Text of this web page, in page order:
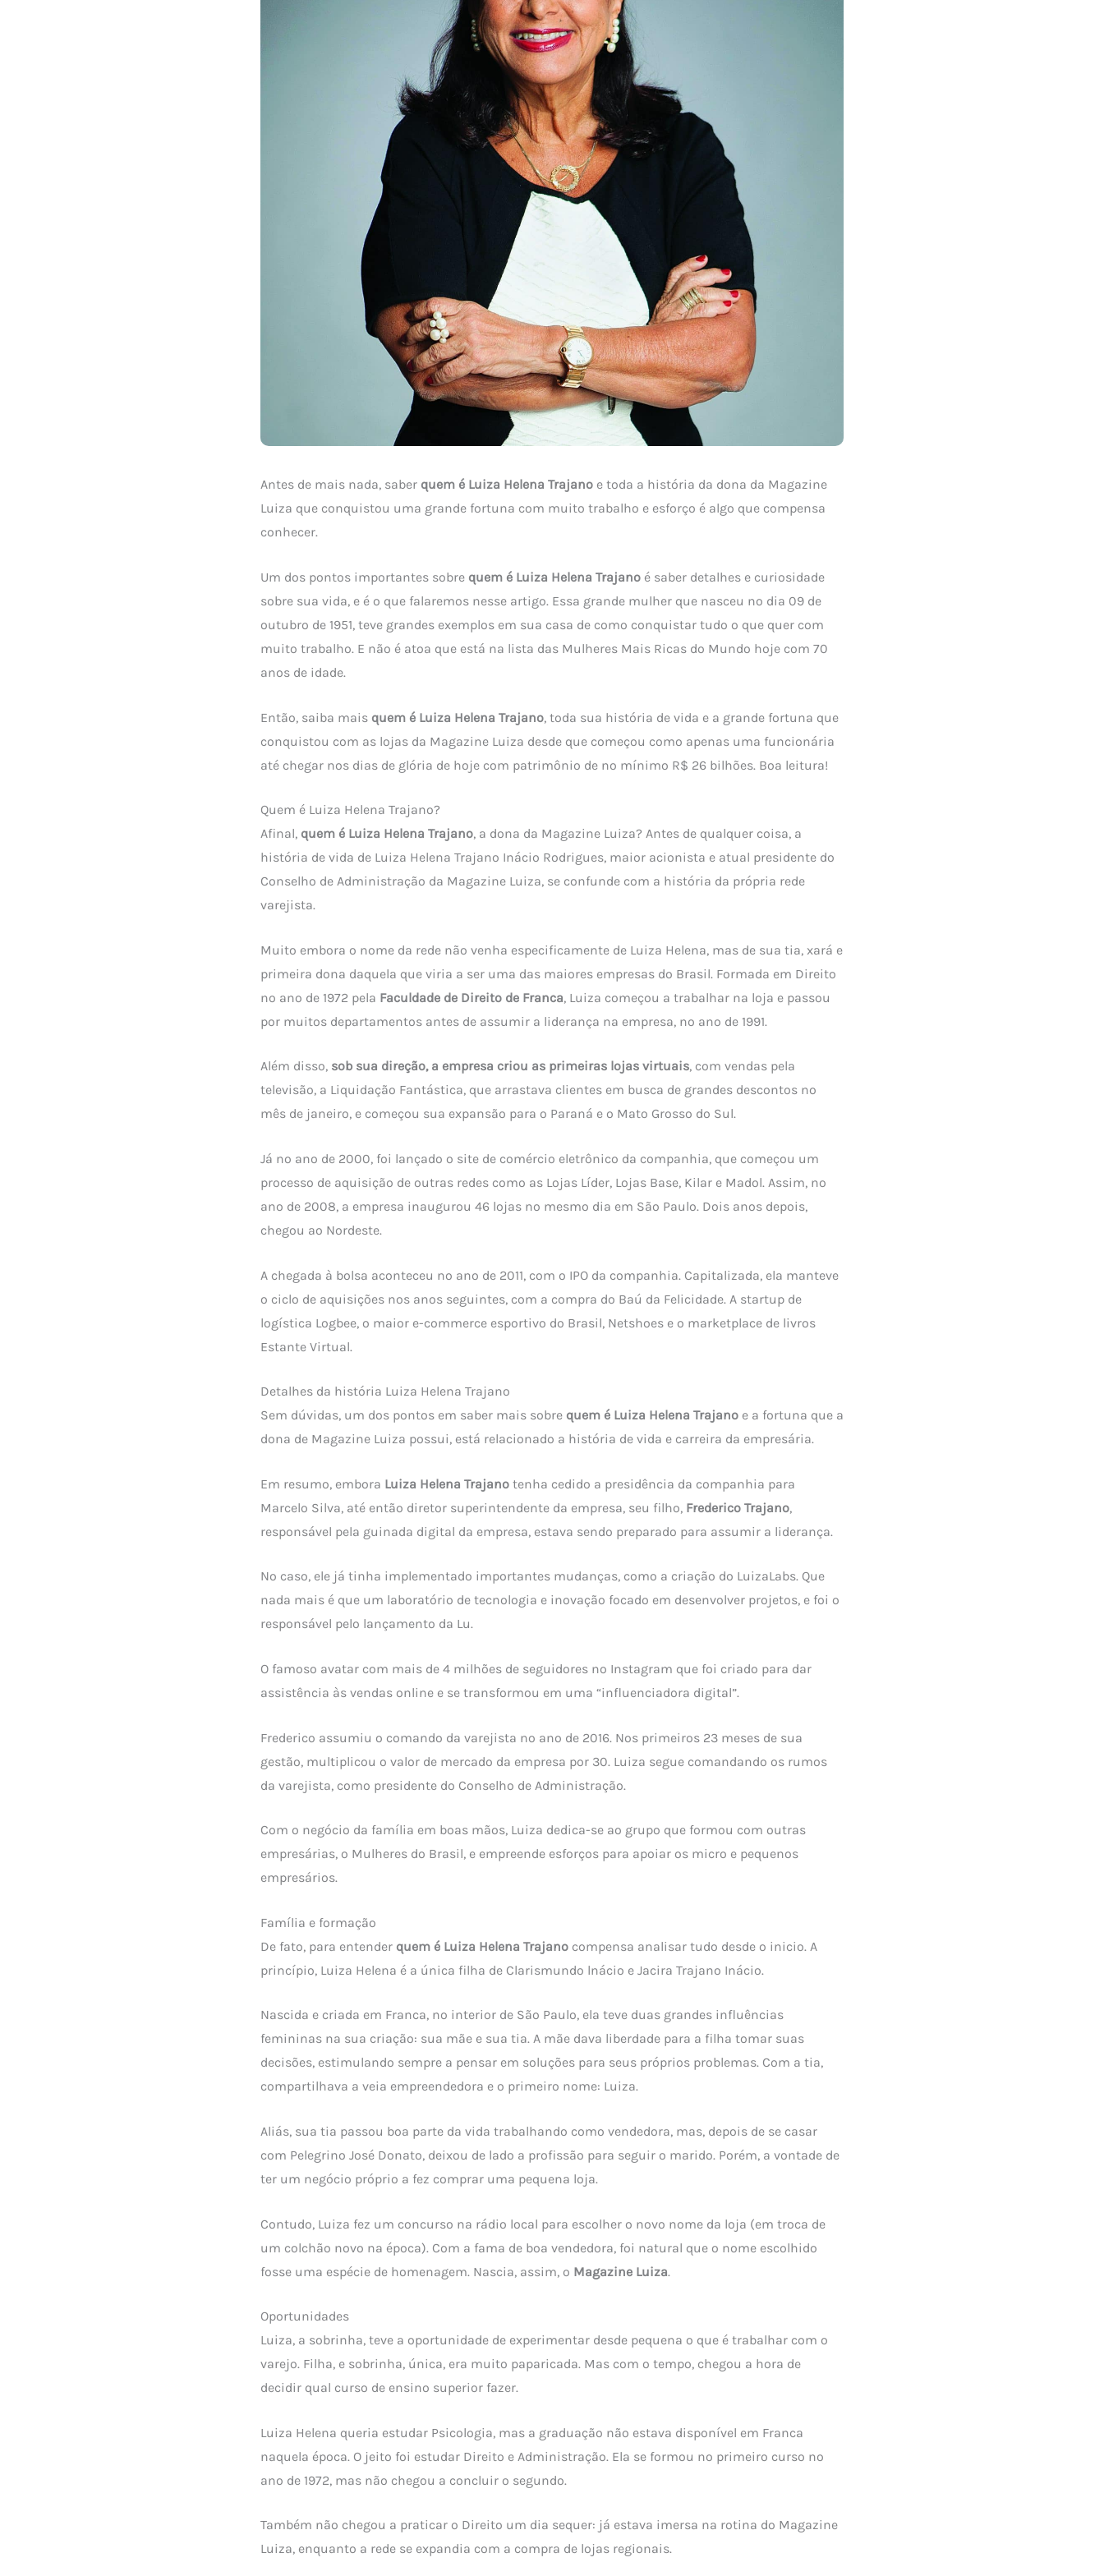
Antes de mais nada, saber quem é Luiza Helena Trajano e toda a história da dona da Magazine
Luiza que conquistou uma grande fortuna com muito trabalho e esforço é algo que compensa
conhecer.
Um dos pontos importantes sobre quem é Luiza Helena Trajano é saber detalhes e curiosidade
sobre sua vida, e é o que falaremos nesse artigo. Essa grande mulher que nasceu no dia 09 de
outubro de 1951, teve grandes exemplos em sua casa de como conquistar tudo o que quer com
muito trabalho. E não é atoa que está na lista das Mulheres Mais Ricas do Mundo hoje com 70
anos de idade.
Então, saiba mais quem é Luiza Helena Trajano, toda sua história de vida e a grande fortuna que
conquistou com as lojas da Magazine Luiza desde que começou como apenas uma funcionária
até chegar nos dias de glória de hoje com patrimônio de no mínimo R$ 26 bilhões. Boa leitura!
Quem é Luiza Helena Trajano?
Afinal, quem é Luiza Helena Trajano, a dona da Magazine Luiza? Antes de qualquer coisa, a
história de vida de Luiza Helena Trajano Inácio Rodrigues, maior acionista e atual presidente do
Conselho de Administração da Magazine Luiza, se confunde com a história da própria rede
varejista.
Muito embora o nome da rede não venha especificamente de Luiza Helena, mas de sua tia, xará e
primeira dona daquela que viria a ser uma das maiores empresas do Brasil. Formada em Direito
no ano de 1972 pela Faculdade de Direito de Franca, Luiza começou a trabalhar na loja e passou
por muitos departamentos antes de assumir a liderança na empresa, no ano de 1991.
Além disso, sob sua direção, a empresa criou as primeiras lojas virtuais, com vendas pela
televisão, a Liquidação Fantástica, que arrastava clientes em busca de grandes descontos no
mês de janeiro, e começou sua expansão para o Paraná e o Mato Grosso do Sul.
Já no ano de 2000, foi lançado o site de comércio eletrônico da companhia, que começou um
processo de aquisição de outras redes como as Lojas Líder, Lojas Base, Kilar e Madol. Assim, no
ano de 2008, a empresa inaugurou 46 lojas no mesmo dia em São Paulo. Dois anos depois,
chegou ao Nordeste.
A chegada à bolsa aconteceu no ano de 2011, com o IPO da companhia. Capitalizada, ela manteve
o ciclo de aquisições nos anos seguintes, com a compra do Baú da Felicidade. A startup de
logística Logbee, o maior e-commerce esportivo do Brasil, Netshoes e o marketplace de livros
Estante Virtual.
Detalhes da história Luiza Helena Trajano
Sem dúvidas, um dos pontos em saber mais sobre quem é Luiza Helena Trajano e a fortuna que a
dona de Magazine Luiza possui, está relacionado a história de vida e carreira da empresária.
Em resumo, embora Luiza Helena Trajano tenha cedido a presidência da companhia para
Marcelo Silva, até então diretor superintendente da empresa, seu filho, Frederico Trajano,
responsável pela guinada digital da empresa, estava sendo preparado para assumir a liderança.
No caso, ele já tinha implementado importantes mudanças, como a criação do LuizaLabs. Que
nada mais é que um laboratório de tecnologia e inovação focado em desenvolver projetos, e foi o
responsável pelo lançamento da Lu.
O famoso avatar com mais de 4 milhões de seguidores no Instagram que foi criado para dar
assistência às vendas online e se transformou em uma “influenciadora digital”.
Frederico assumiu o comando da varejista no ano de 2016. Nos primeiros 23 meses de sua
gestão, multiplicou o valor de mercado da empresa por 30. Luiza segue comandando os rumos
da varejista, como presidente do Conselho de Administração.
Com o negócio da família em boas mãos, Luiza dedica-se ao grupo que formou com outras
empresárias, o Mulheres do Brasil, e empreende esforços para apoiar os micro e pequenos
empresários.
Família e formação
De fato, para entender quem é Luiza Helena Trajano compensa analisar tudo desde o inicio. A
princípio, Luiza Helena é a única filha de Clarismundo lnácio e Jacira Trajano Inácio.
Nascida e criada em Franca, no interior de São Paulo, ela teve duas grandes influências
femininas na sua criação: sua mãe e sua tia. A mãe dava liberdade para a filha tomar suas
decisões, estimulando sempre a pensar em soluções para seus próprios problemas. Com a tia,
compartilhava a veia empreendedora e o primeiro nome: Luiza.
Aliás, sua tia passou boa parte da vida trabalhando como vendedora, mas, depois de se casar
com Pelegrino José Donato, deixou de lado a profissão para seguir o marido. Porém, a vontade de
ter um negócio próprio a fez comprar uma pequena loja.
Contudo, Luiza fez um concurso na rádio local para escolher o novo nome da loja (em troca de
um colchão novo na época). Com a fama de boa vendedora, foi natural que o nome escolhido
fosse uma espécie de homenagem. Nascia, assim, o Magazine Luiza.
Oportunidades
Luiza, a sobrinha, teve a oportunidade de experimentar desde pequena o que é trabalhar com o
varejo. Filha, e sobrinha, única, era muito paparicada. Mas com o tempo, chegou a hora de
decidir qual curso de ensino superior fazer.
Luiza Helena queria estudar Psicologia, mas a graduação não estava disponível em Franca
naquela época. O jeito foi estudar Direito e Administração. Ela se formou no primeiro curso no
ano de 1972, mas não chegou a concluir o segundo.
Também não chegou a praticar o Direito um dia sequer: já estava imersa na rotina do Magazine
Luiza, enquanto a rede se expandia com a compra de lojas regionais.